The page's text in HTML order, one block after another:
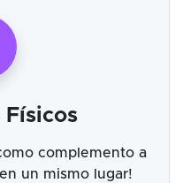
Físicos
complemento a
un mismo lugar!